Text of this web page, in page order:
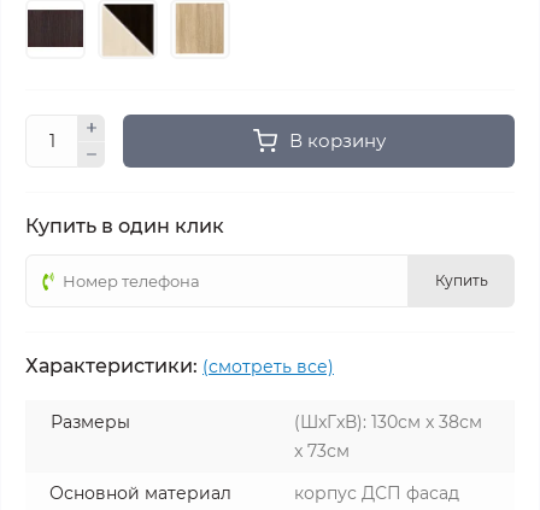
В корзину
Купить в один клик
Купить
Характеристики: (смотреть все)
Размеры
(ШxГxВ): 130см x 38см
x 73см
Основной материал
корпус ДСП фасад